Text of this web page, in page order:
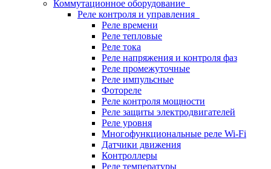
Коммутационное оборудование
Реле контроля и управления
Реле времени
Реле тепловые
Реле тока
Реле напряжения и контроля фаз
Реле промежуточные
Реле импульсные
Фотореле
Реле контроля мощности
Реле защиты электродвигателей
Реле уровня
Многофункциональные реле Wi-Fi
Датчики движения
Контроллеры
Реле температуры